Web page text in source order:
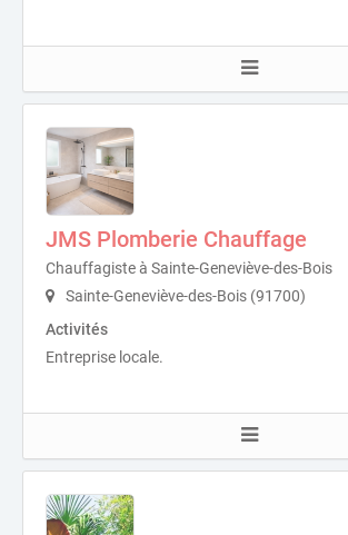
JMS Plomberie Chauffage
Chauffagiste à Sainte-Geneviève-des-Bois
Sainte-Geneviève-des-Bois (91700)
Activités
Entreprise locale.